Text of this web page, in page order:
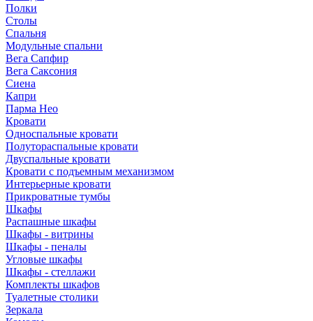
Полки
Столы
Спальня
Модульные спальни
Вега Сапфир
Вега Саксония
Сиена
Капри
Парма Нео
Кровати
Односпальные кровати
Полутораспальные кровати
Двуспальные кровати
Кровати с подъемным механизмом
Интерьерные кровати
Прикроватные тумбы
Шкафы
Распашные шкафы
Шкафы - витрины
Шкафы - пеналы
Угловые шкафы
Шкафы - стеллажи
Комплекты шкафов
Туалетные столики
Зеркала